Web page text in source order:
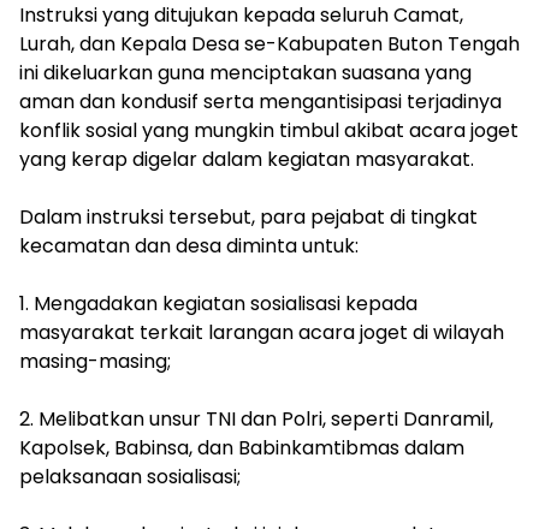
Instruksi yang ditujukan kepada seluruh Camat,
Lurah, dan Kepala Desa se-Kabupaten Buton Tengah
ini dikeluarkan guna menciptakan suasana yang
aman dan kondusif serta mengantisipasi terjadinya
konflik sosial yang mungkin timbul akibat acara joget
yang kerap digelar dalam kegiatan masyarakat.
Dalam instruksi tersebut, para pejabat di tingkat
kecamatan dan desa diminta untuk:
1. Mengadakan kegiatan sosialisasi kepada
masyarakat terkait larangan acara joget di wilayah
masing-masing;
2. Melibatkan unsur TNI dan Polri, seperti Danramil,
Kapolsek, Babinsa, dan Babinkamtibmas dalam
pelaksanaan sosialisasi;